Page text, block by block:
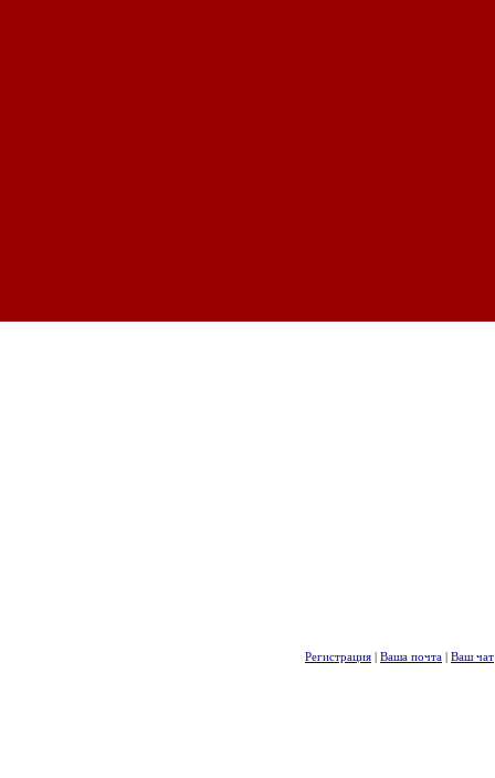
Регистрация | Ваша почта | Ваш чат